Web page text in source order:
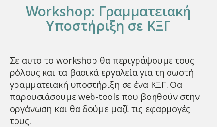
Workshop: Γραμματειακή
Υποστήριξη σε ΚΞΓ
Σε αυτο το workshop θα περιγράψουμε τους
ρόλους και τα βασικά εργαλεία για τη σωστή
γραμματειακή υποστήριξη σε ένα ΚΞΓ. Θα
παρουσιάσουμε web-tools που βοηθούν στην
οργάνωση και θα δούμε μαζί τις εφαρμογές
τους.